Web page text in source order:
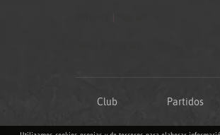
Club Partidos